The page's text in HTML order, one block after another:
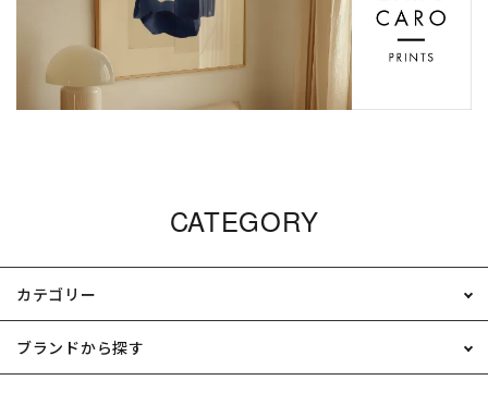
CATEGORY
カテゴリー
ブランドから探す